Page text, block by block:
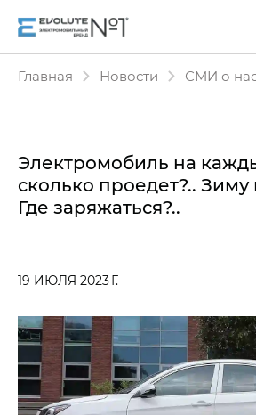
Главная Новости СМИ о
Электромобиль на
сколько проедет?..
Где заряжаться?..
19 ИЮЛЯ 2023 Г.